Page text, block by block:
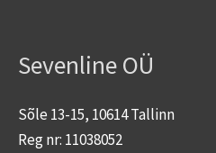
Sevenline OÜ
Sõle 13-15, 10614 Tallinn
Reg nr: 11038052